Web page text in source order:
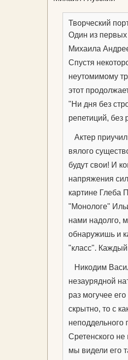
Творческий
Один из
Михаила
Спустя
неутомимому
этот
"Ни дня без
репетиций,
Актер
вялого
будут свои! И
напряжения
картине Глеба
"Монологе"
нами надолго,
обнаружишь и
"класс".
Никодим
незаурядной
раз могучее
скрытно, то с
неподдельного
Сретенского не
мы видели его